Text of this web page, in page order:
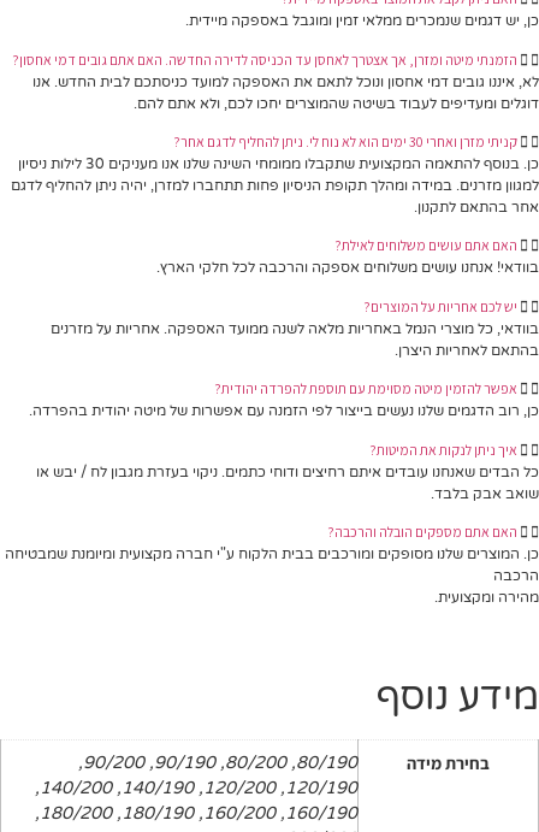
מידע נוסף
בחירת מידה
80/190, 80/200, 90/190, 90/200,
120/190, 120/200, 140/190, 140/200,
160/190, 160/200, 180/190, 180/200,
כן, יש דגמים שנמכרים ממלאי זמין ומוגבל באספקה מיידית.
הזמנתי מיטה ומזרן, אך אצטרך לאחסן עד הכניסה לדירה החדשה. האם אתם גובים דמי אחסון?
לא, איננו גובים דמי אחסון ונוכל לתאם את האספקה למועד כניסתכם לבית החדש. אנו
דוגלים ומעדיפים לעבוד בשיטה שהמוצרים יחכו לכם, ולא אתם להם.
קניתי מזרן ואחרי 30 ימים הוא לא נוח לי. ניתן להחליף לדגם אחר?
כן. בנוסף להתאמה המקצועית שתקבלו ממומחי השינה שלנו אנו מעניקים 30 לילות ניסיון
למגוון מזרנים. במידה ומהלך תקופת הניסיון פחות תתחברו למזרן, יהיה ניתן להחליף לדגם
אחר בהתאם לתקנון.
האם אתם עושים משלוחים לאילת?
בוודאי! אנחנו עושים משלוחים אספקה והרכבה לכל חלקי הארץ.
יש לכם אחריות על המוצרים?
בוודאי, כל מוצרי הנמל באחריות מלאה לשנה ממועד האספקה. אחריות על מזרנים
בהתאם לאחריות היצרן.
אפשר להזמין מיטה מסוימת עם תוספת להפרדה יהודית?
כן, רוב הדגמים שלנו נעשים בייצור לפי הזמנה עם אפשרות של מיטה יהודית בהפרדה.
איך ניתן לנקות את המיטות?
כל הבדים שאנחנו עובדים איתם רחיצים ודוחי כתמים. ניקוי בעזרת מגבון לח / יבש או
שואב אבק בלבד.
האם אתם מספקים הובלה והרכבה?
כן. המוצרים שלנו מסופקים ומורכבים בבית הלקוח ע"י חברה מקצועית ומיומנת שמבטיחה
הרכבה
מהירה ומקצועית.